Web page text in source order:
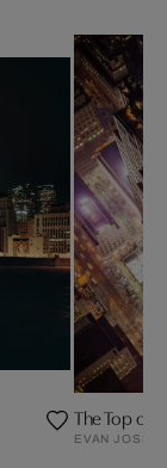
The Top of
EVAN